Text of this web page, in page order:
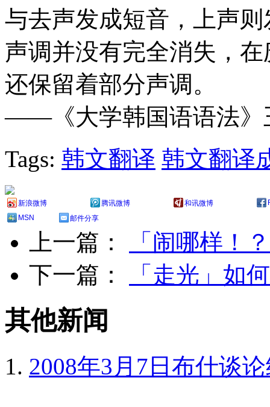
与去声发成短音，上声
声调并没有完全消失，
还保留着部分声调。
——《大学韩国语语法》
Tags: 韩文翻译 韩文翻译
新浪微博 腾讯微博 和讯微博
MSN
邮件分享
上一篇：
「闹哪样！
下一篇：
「走光」如
其他新闻
2008年3月7日布什谈